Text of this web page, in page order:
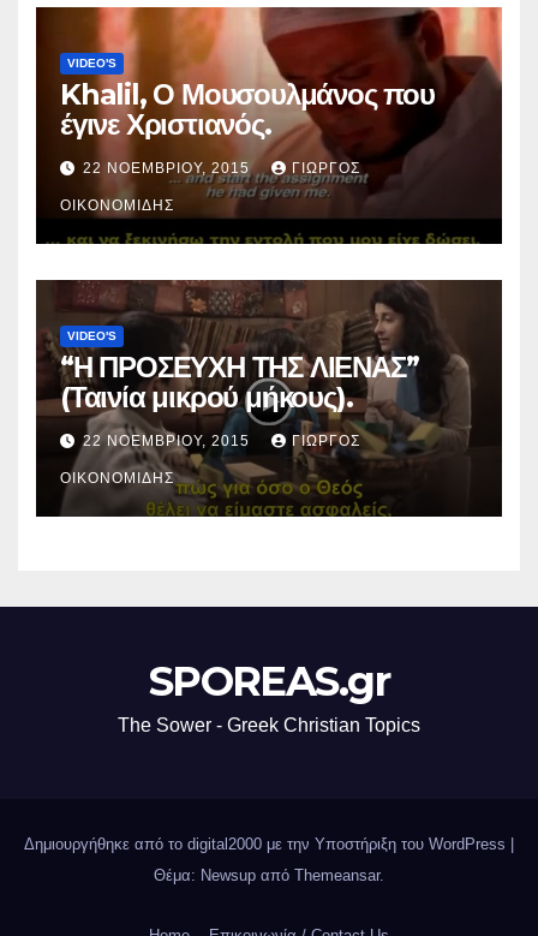
VIDEO'S
Khalil, Ο Μουσουλμάνος που
έγινε Χριστιανός.
22 ΝΟΕΜΒΡΊΟΥ, 2015 ΓΙΏΡΓΟΣ
ΟΙΚΟΝΟΜΊΔΗΣ
VIDEO'S
“Η ΠΡΟΣΕΥΧΗ ΤΗΣ ΛΙΕΝΑΣ”
(Ταινία μικρού μήκους).
22 ΝΟΕΜΒΡΊΟΥ, 2015 ΓΙΏΡΓΟΣ
ΟΙΚΟΝΟΜΊΔΗΣ
SPOREAS.gr
The Sower - Greek Christian Topics
Δημιουργήθηκε από το digital2000 με την Υποστήριξη του WordPress
Θέμα: Newsup από Themeansar.